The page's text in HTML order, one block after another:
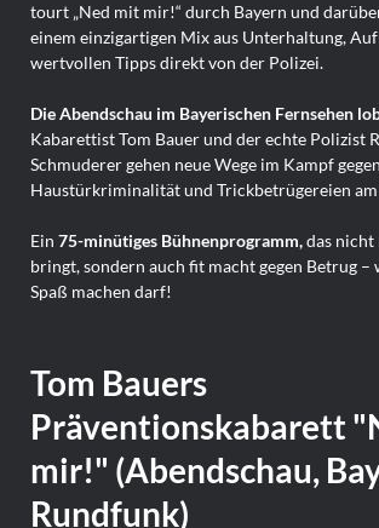
tourt „Ned mit mir!“ durch Bayern und
einem einzigartigen Mix aus Unterhaltung,
wertvollen Tipps direkt von der Polizei.
Die Abendschau im Bayerischen Fernsehen
Kabarettist Tom Bauer und der echte Polizist
Schmuderer gehen neue Wege im Kampf gegen
Haustürkriminalität und Trickbetrügereien am
Ein 75-minütiges Bühnenprogramm,das nicht
bringt, sondern auch fit macht gegen Betrug –
Spaß machen darf!
Tom Bauers
Präventionskabarett
mir!" (Abendschau,
Rundfunk)